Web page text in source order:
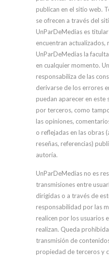
publican en el sitio web.
se ofrecen a través del
UnParDeMedias es
encuentran actualizados,
UnParDeMedias la
en cualquier momento.
responsabiliza de las
derivarse de los errores
puedan aparecer en
por terceros, como
las opiniones,
o reflejadas en las obras
reseñas, referencias)
autoría.
UnParDeMedias no es
transmisiones entre
dirigidas o a través de
responsabilidad por las
realicen por los usuarios
realizan. Queda
transmisión de
propiedad de terceros y